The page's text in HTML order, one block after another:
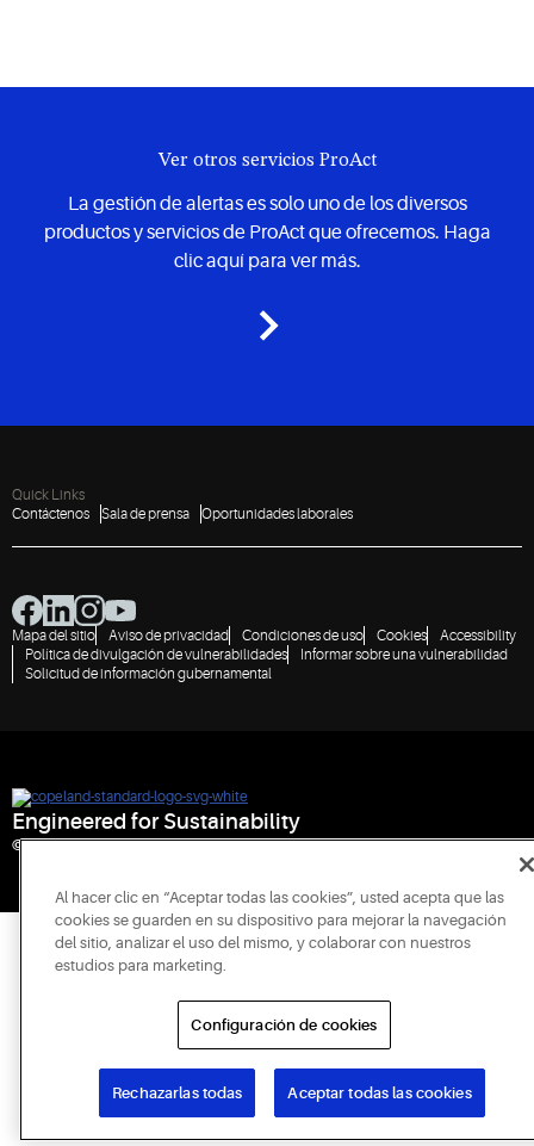
Ver otros servicios ProAct
La gestión de alertas es solo uno de los diversos
productos y servicios de ProAct que ofrecemos. Haga
clic aquí para ver más.
Quick Links
Contáctenos
Sala de prensa Oportunidades laborales
Mapa del sitio Aviso de privacidad Condiciones de uso Cookies
Accessibility
Política de divulgación de vulnerabilidades
Informar sobre una vulnerabilidad
Solicitud de información gubernamental
Engineered for Sustainability
© 2026 Copeland LP. Todos los derechos reservados.
Al hacer clic en “Aceptar todas las cookies”, usted acepta que las
cookies se guarden en su dispositivo para mejorar la navegación
del sitio, analizar el uso del mismo, y colaborar con nuestros
estudios para marketing.
Configuración de cookies
Rechazarlas todas Aceptar todas las cookies